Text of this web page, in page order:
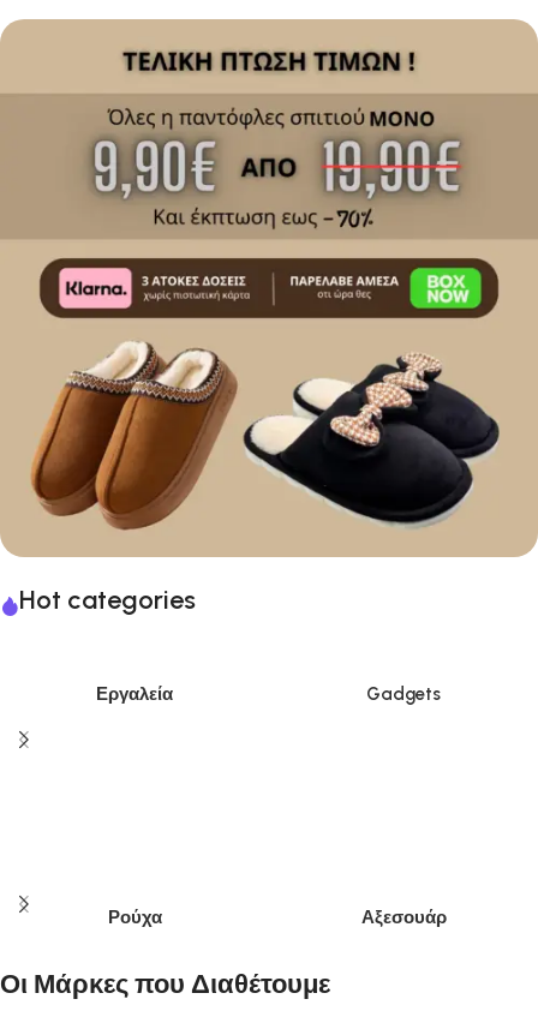
Hot categories
Εργαλεία Gadgets
Ρούχα Αξεσουάρ
Οι Μάρκες που Διαθέτουμε